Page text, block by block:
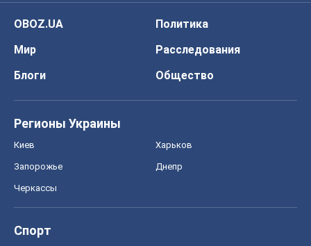
OBOZ.UA
Политика
Мир
Расследования
Блоги
Общество
Регионы Украины
Киев Харьков
Запорожье Днепр
Черкассы
Спорт